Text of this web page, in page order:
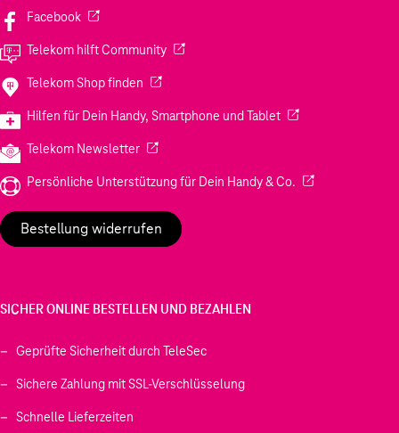
Facebook(Wird in einem neuen Tab geöffnet)
Telekom hilft Community(Wird in einem neuen Tab geöffnet)
Telekom Shop finden (Wird in einem neuen Tab geöffnet)
Hilfen für Dein Handy, Smartphone und Tablet(Wird in einem
Telekom Newsletter(Wird in einem neuen Tab geöffnet)
Persönliche Unterstützung für Dein Handy & Co. (Wird in einem
Bestellung widerrufen
SICHER ONLINE BESTELLEN UND BEZAHLEN
Geprüfte Sicherheit durch TeleSec
Sichere Zahlung mit SSL-Verschlüsselung
Schnelle Lieferzeiten